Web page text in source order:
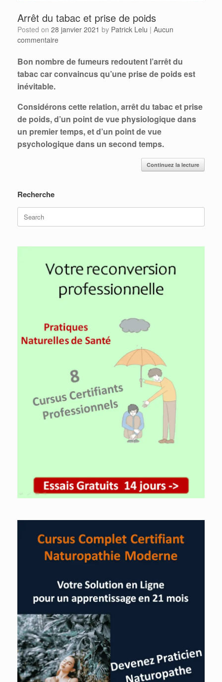
Arrêt du tabac et prise de poids
Posted on 28 janvier 2021 by Patrick Lelu | Aucun
commentaire
Bon nombre de fumeurs redoutent l’arrêt du
tabac car convaincus qu’une prise de poids est
inévitable.
Considérons cette relation, arrêt du tabac et prise
de poids, d’un point de vue physiologique dans
un premier temps, et d’un point de vue
psychologique dans un second temps.
Continuez la lecture
Recherche
for: